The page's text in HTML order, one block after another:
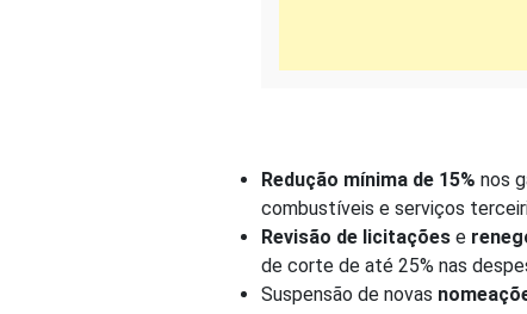
Redução mínima de 15% nos
combustíveis e serviços
Revisão de licitaçõese
de corte de até 25% nas
Suspensão de novas